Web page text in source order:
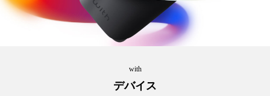
with
デバイス